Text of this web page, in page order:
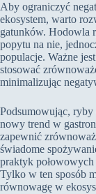
Aby ograniczyć
ekosystem, warto
gatunków. Hodowla
popytu na nie,
populacje. Ważne
stosować
minimalizując
Podsumowując, ryby
nowy trend w
zapewnić
świadome
praktyk
Tylko w ten sposób
równowagę w